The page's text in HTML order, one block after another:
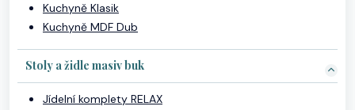
Kuchyně Klasik
Kuchyně MDF Dub
Stoly a židle masiv buk
Jídelní komplety RELAX